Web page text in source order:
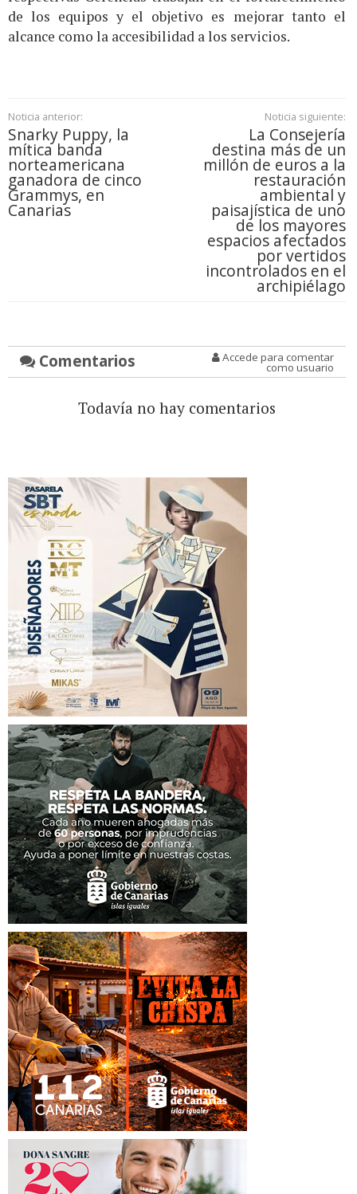
de los equipos y el objetivo es mejorar tanto el
alcance como la accesibilidad a los servicios.
Noticia anterior:
Snarky Puppy, la
mítica banda
norteamericana
ganadora de cinco
Grammys, en
Canarias
Noticia siguiente:
La Consejería
destina más de un
millón de euros a la
restauración
ambiental y
paisajística de uno
de los mayores
espacios afectados
por vertidos
incontrolados en el
archipiélago
Comentarios Accede para comentar
como usuario
Todavía no hay comentarios